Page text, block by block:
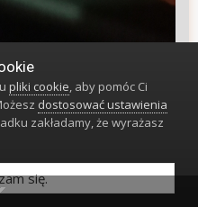
pliki cookie, aby pomóc Ci
dostosować ustawienia
zakładamy, że wyrażasz
się.